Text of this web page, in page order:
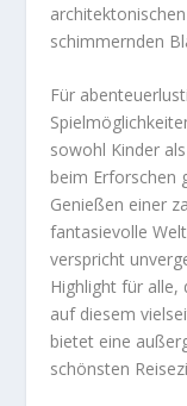
schimmernden
Für
sowohl Kinder
beim Erforschen
Genießen einer
fantasievolle
verspricht
Highlight für alle,
auf diesem
bietet eine
schönsten